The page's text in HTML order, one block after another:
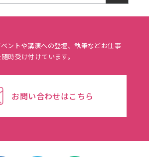
ントや講演への登壇、執筆などお仕事
時受け付けています。
お問い合わせはこちら